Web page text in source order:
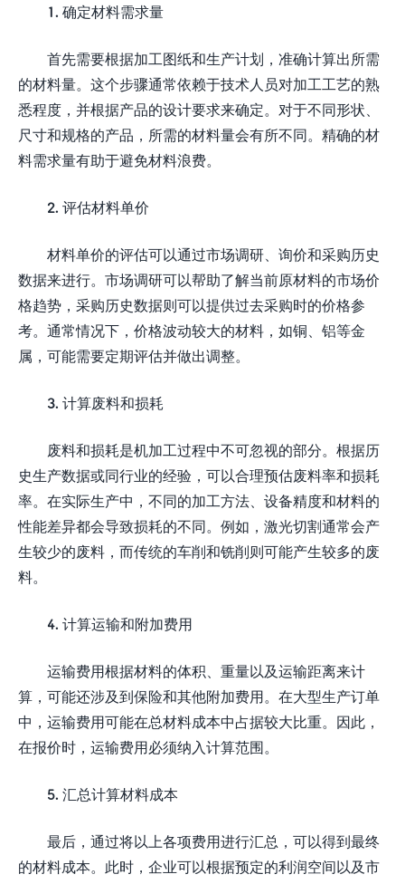
1. 确定材料需求量
首先需要根据加工图纸和生产计划，准确计算出所需
的材料量。这个步骤通常依赖于技术人员对加工工艺的熟
悉程度，并根据产品的设计要求来确定。对于不同形状、
尺寸和规格的产品，所需的材料量会有所不同。精确的材
料需求量有助于避免材料浪费。
2. 评估材料单价
材料单价的评估可以通过市场调研、询价和采购历史
数据来进行。市场调研可以帮助了解当前原材料的市场价
格趋势，采购历史数据则可以提供过去采购时的价格参
考。通常情况下，价格波动较大的材料，如铜、铝等金
属，可能需要定期评估并做出调整。
3. 计算废料和损耗
废料和损耗是机加工过程中不可忽视的部分。根据历
史生产数据或同行业的经验，可以合理预估废料率和损耗
率。在实际生产中，不同的加工方法、设备精度和材料的
性能差异都会导致损耗的不同。例如，激光切割通常会产
生较少的废料，而传统的车削和铣削则可能产生较多的废
料。
4. 计算运输和附加费用
运输费用根据材料的体积、重量以及运输距离来计
算，可能还涉及到保险和其他附加费用。在大型生产订单
中，运输费用可能在总材料成本中占据较大比重。因此，
在报价时，运输费用必须纳入计算范围。
5. 汇总计算材料成本
最后，通过将以上各项费用进行汇总，可以得到最终
的材料成本。此时，企业可以根据预定的利润空间以及市